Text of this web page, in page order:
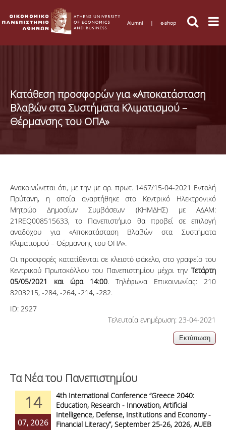
Alumni | e-shop
Κατάθεση προσφορών για «Αποκατάσταση
Βλαβών στα Συστήματα Κλιματισμού –
Θέρμανσης του ΟΠΑ»
Ανακοινώνεται ότι, με την με αρ. πρωτ. 1467/15-04-2021 Εντολή
Πρύτανη, η οποία αναρτήθηκε στο Κεντρικό Ηλεκτρονικό
Μητρώο Δημοσίων Συμβάσεων (ΚΗΜΔΗΣ) με ΑΔΑΜ:
21REQ008515633, το Πανεπιστήμιο θα προβεί σε επιλογή
αναδόχου για «Αποκατάσταση Βλαβών στα Συστήματα
Κλιματισμού – Θέρμανσης του ΟΠΑ».
Οι προσφορές κατατίθενται σε κλειστό φάκελο, στο γραφείο του
Κεντρικού Πρωτοκόλλου του Πανεπιστημίου μέχρι την Τετάρτη
05/05/2021 και ώρα 14:00. Τηλέφωνα Επικοινωνίας: 210
8203215, -284, -264, -214, -282.
ID: 2927
Τελευταία ενημέρωση: 23-04-2021
Τα Νέα του Πανεπιστημίου
14
07, 2026
4th International Conference “Greece 2040:
Education, Research - Innovation, Artificial
Intelligence, Defense, Institutions and Economy -
Financial Literacy”, September 25-26, 2026, AUEB